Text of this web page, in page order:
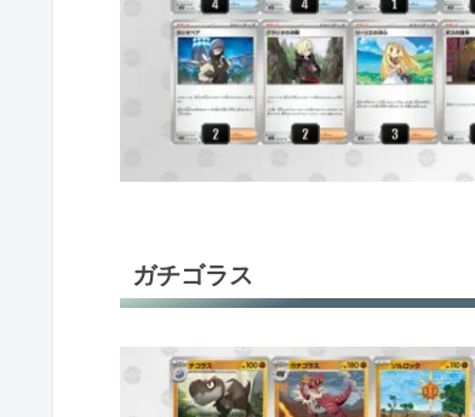
Nのゾロアークex
ドータクン
ヒビキのバクフーン
メガライボルトex
ドラパルトex
ドラパルトex
ドラパルトex＋バシャーモex
ガチゴラス